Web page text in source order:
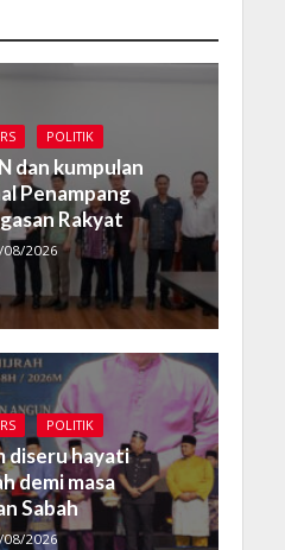
POLITIK
dan kumpulan
Penampang
Rakyat
08/2026
POLITIK
diseru hayati
demi masa
Sabah
2026